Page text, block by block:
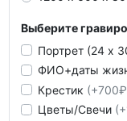
Выберите
Портрет (24 х
ФИО+даты
Крестик
Цветы/Свечи